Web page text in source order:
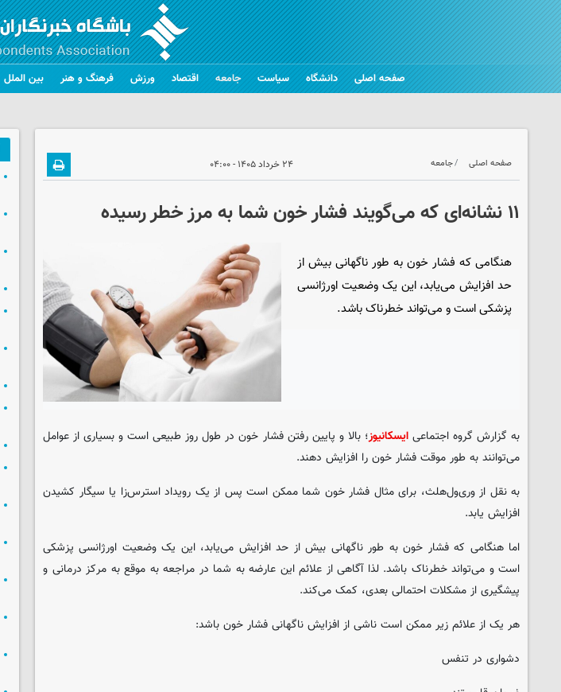
صفحه اصلی دانشگاه سیاست جامعه اقتصاد ورزش فرهنگ و هنر بین الملل
صفحه اصلی جامعه ۲۴ خرداد ۱۴۰۵ - ۰۴:۰۰
۱۱ نشانه‌ای که می‌گویند فشار خون شما به مرز خطر رسیده
هنگامی که فشار خون به طور ناگهانی بیش از
حد افزایش می‌یابد، این یک وضعیت اورژانسی
پزشکی است و می‌تواند خطرناک باشد.
به گزارش گروه اجتماعیایسکانیوز؛ بالا و پایین رفتن فشار خون در طول روز طبیعی است و بسیاری از عوامل
می‌توانند به طور موقت فشار خون را افزایش دهند.
به نقل از وری‌ول‌هلث، برای مثال فشار خون شما ممکن است پس از یک رویداد استرس‌زا یا سیگار کشیدن
افزایش یابد.
اما هنگامی که فشار خون به طور ناگهانی بیش از حد افزایش می‌یابد، این یک وضعیت اورژانسی پزشکی
است و می‌تواند خطرناک باشد. لذا آگاهی از علائم این عارضه به شما در مراجعه به موقع به مرکز درمانی و
پیشگیری از مشکلات احتمالی بعدی، کمک می‌کند.
هر یک از علائم زیر ممکن است ناشی از افزایش ناگهانی فشار خون باشد:
دشواری در تنفس